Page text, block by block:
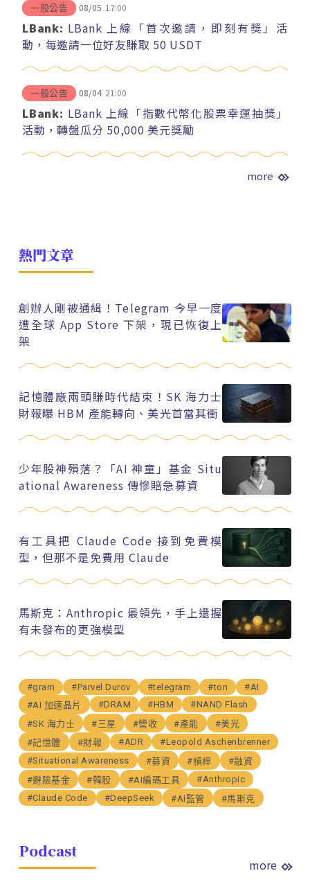
一般公告 08/05 17:00
LBank: LBank 上線「首次邀請，即刻有獎」活
動，每邀請一位好友賺取 50 USDT
一般公告 08/04 21:00
LBank: LBank 上線「指數代幣化股票幸運抽獎」
活動，轉盤瓜分 50,000 美元獎勵
more
熱門文章
創辦人剛被通緝！Telegram 今早一度
遭全球 App Store 下架，現已恢復上
架
記憶體廠兩頭賺時代結束！SK 海力士
財報曝 HBM 產能轉向、美光首當其衝
少年股神殞落？「AI 神童」基金 Situ
ational Awareness 傳慘賠急募資
有工具把 Claude Code 接到免費模
型，但那不是免費用 Claude
馬斯克：Anthropic 最領先，手上還握
有未發布的更強模型
#gram #Parvel Durov #telegram #ton
#AI
#AI 加速晶片
#DRAM #HBM
#NAND Flash
#SK 海力士
#三星 #營收 #產能
#美光
#記憶體
#財報 #ADR
#Leopold Aschenbrenner
#Situational Awareness
#募資 #槓桿
#融資
#避險基金
#韓股 #AI編碼工具
#Anthropic
#Claude Code
#DeepSeek #AI監管 #馬斯克
Podcast
more